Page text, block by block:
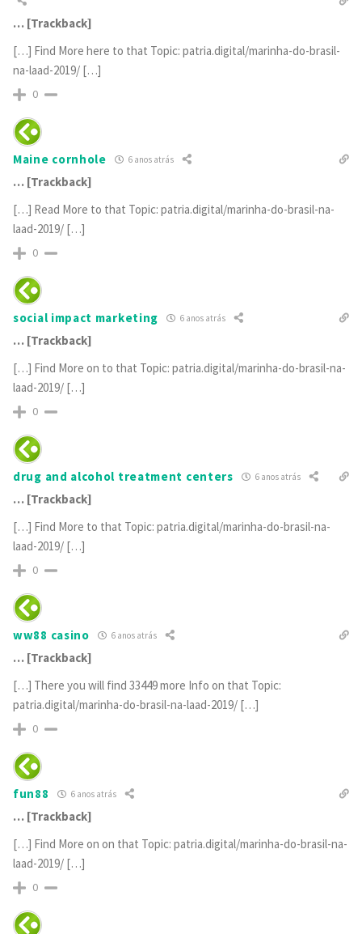
… [Trackback]
[…] Find More here to that Topic: patria.digital/marinha-do-brasil-
na-laad-2019/ […]
0
Maine cornhole 6 anos atrás
… [Trackback]
[…] Read More to that Topic: patria.digital/marinha-do-brasil-na-
laad-2019/ […]
0
social impact marketing 6 anos atrás
… [Trackback]
[…] Find More on to that Topic: patria.digital/marinha-do-brasil-na-
laad-2019/ […]
0
drug and alcohol treatment centers 6 anos atrás
… [Trackback]
[…] Find More to that Topic: patria.digital/marinha-do-brasil-na-
laad-2019/ […]
0
ww88 casino 6 anos atrás
… [Trackback]
[…] There you will find 33449 more Info on that Topic:
patria.digital/marinha-do-brasil-na-laad-2019/ […]
0
fun88 6 anos atrás
… [Trackback]
[…] Find More on on that Topic: patria.digital/marinha-do-brasil-na-
laad-2019/ […]
0